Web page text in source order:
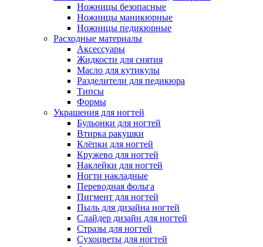
Ножницы безопасные
Ножницы маникюрные
Ножницы педикюрные
Расходные материалы
Аксессуары
Жидкости для снятия
Масло для кутикулы
Разделители для педикюра
Типсы
Формы
Украшения для ногтей
Бульонки для ногтей
Втирка ракушки
Клёпки для ногтей
Кружево для ногтей
Наклейки для ногтей
Ногти накладные
Переводная фольга
Пигмент для ногтей
Пыль для дизайна ногтей
Слайдер дизайн для ногтей
Стразы для ногтей
Сухоцветы для ногтей